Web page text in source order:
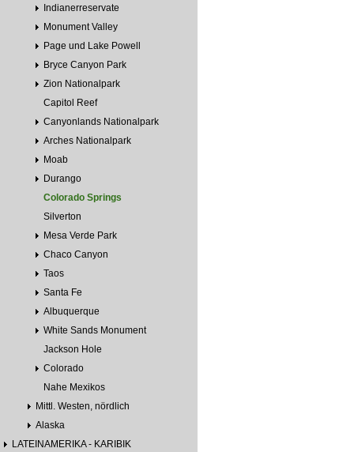
Indianerreservate
Monument Valley
Page und Lake Powell
Bryce Canyon Park
Zion Nationalpark
Capitol Reef
Canyonlands Nationalpark
Arches Nationalpark
Moab
Durango
Colorado Springs
Silverton
Mesa Verde Park
Chaco Canyon
Taos
Santa Fe
Albuquerque
White Sands Monument
Jackson Hole
Colorado
Nahe Mexikos
Mittl. Westen, nördlich
Alaska
LATEINAMERIKA - KARIBIK